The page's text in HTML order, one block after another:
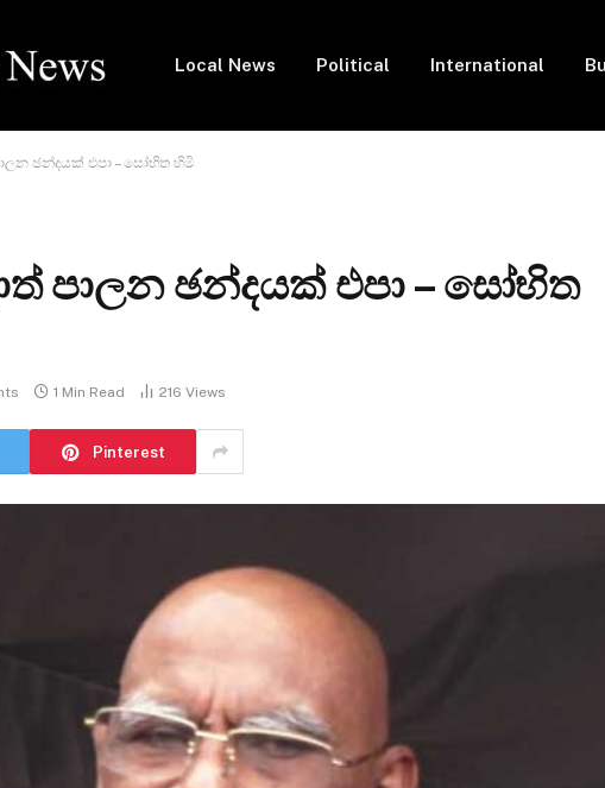
Local News Political International
ඡන්දයක් එපා – සෝභිත හිමි
පාලන ඡන්දයක් එපා – සෝභිත
1 Min Read 216 Views
Pinterest